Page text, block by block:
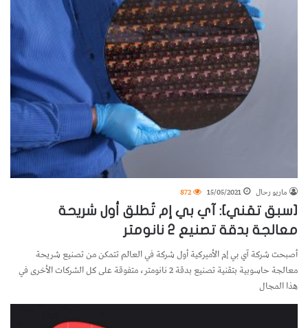
ماريو رحال 15/05/2021
872
[سبق تقني]: آي بي إم تُطلق أول شريحة
معالجة بدقة تصنيع 2 نانومتر
أصبحت شركة آي بي إم الأميركية أول شركة في العالم تتمكن من تصنيع شريحة
معالجة حاسوبية بتقنية تصنيع بدقة 2 نانومتر، متفوقة على كل الشركات الأخرى في
هذا المجال